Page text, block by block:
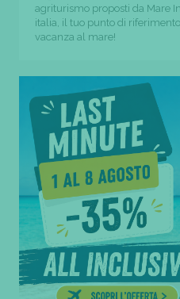
agriturismo proposti da Mare
italia, il tuo punto di
vacanza al mare!